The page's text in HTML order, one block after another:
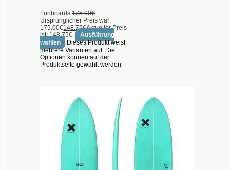
Funboards175.00€
Ursprünglicher Preis war:
175.00€148.75€Aktueller Preis
ist: 148.75€.
Ausführung
wählen
Dieses Produkt weist
mehrere Varianten auf. Die
Optionen können auf der
Produktseite gewählt werden